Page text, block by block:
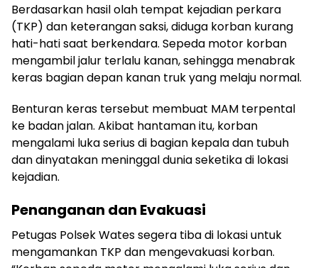
​Berdasarkan hasil olah tempat kejadian perkara
(TKP) dan keterangan saksi, diduga korban kurang
hati-hati saat berkendara. Sepeda motor korban
mengambil jalur terlalu kanan, sehingga menabrak
keras bagian depan kanan truk yang melaju normal.
​Benturan keras tersebut membuat MAM terpental
ke badan jalan. Akibat hantaman itu, korban
mengalami luka serius di bagian kepala dan tubuh
dan dinyatakan meninggal dunia seketika di lokasi
kejadian.
Penanganan dan Evakuasi
​Petugas Polsek Wates segera tiba di lokasi untuk
mengamankan TKP dan mengevakuasi korban.